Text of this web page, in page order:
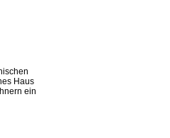
Haus
ein